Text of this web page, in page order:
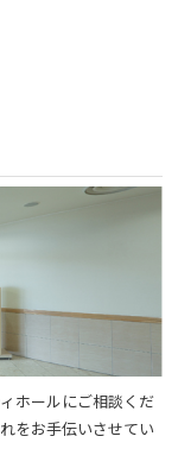
ホールにご相談くだ
をお手伝いさせてい